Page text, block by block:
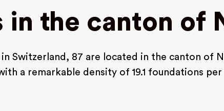
in the canton of
Switzerland, 87 are located in the canton of
a remarkable density of 19.1 foundations